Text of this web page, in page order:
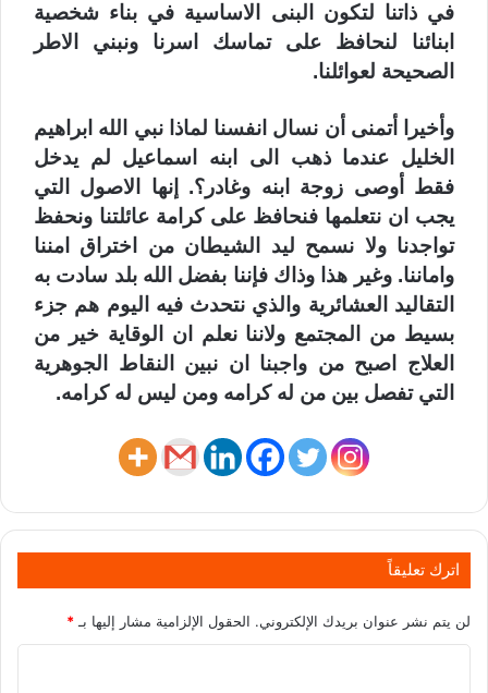
في ذاتنا لتكون البنى الاساسية في بناء شخصية
ابنائنا لنحافظ على تماسك اسرنا ونبني الاطر
الصحيحة لعوائلنا.
وأخيرا أتمنى أن نسال انفسنا لماذا نبي الله ابراهيم
الخليل عندما ذهب الى ابنه اسماعيل لم يدخل
فقط أوصى زوجة ابنه وغادر؟. إنها الاصول التي
يجب ان نتعلمها فنحافظ على كرامة عائلتنا ونحفظ
تواجدنا ولا نسمح ليد الشيطان من اختراق امننا
واماننا. وغير هذا وذاك فإننا بفضل الله بلد سادت به
التقاليد العشائرية والذي نتحدث فيه اليوم هم جزء
بسيط من المجتمع ولاننا نعلم ان الوقاية خير من
العلاج اصبح من واجبنا ان نبين النقاط الجوهرية
التي تفصل بين من له كرامه ومن ليس له كرامه.
اترك تعليقاً
لن يتم نشر عنوان بريدك الإلكتروني. الحقول الإلزامية مشار إليها بـ*